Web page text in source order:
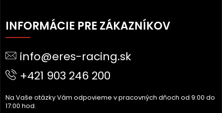
Á
P
T
INFORMÁCIE PRE ZÁKAZNÍKOV
info@eres-racing.sk
+421 903 246 200
Na Vaše otázky Vám odpovieme v pracovných dňoch od 9:00 do
17:00 hod.